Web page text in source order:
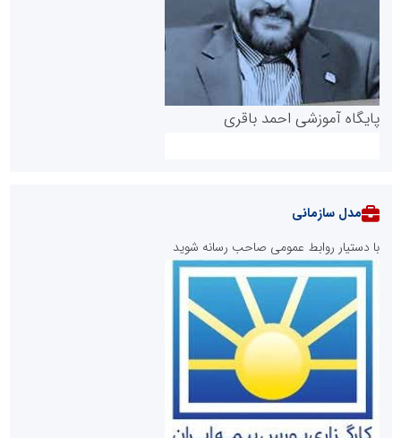
پایگاه آموزشی احمد باقری
روابط عمومی خبرگزاری گزارش خبر
مدل سازمانی
با دستیار روابط عمومی صاحب رسانه شوید